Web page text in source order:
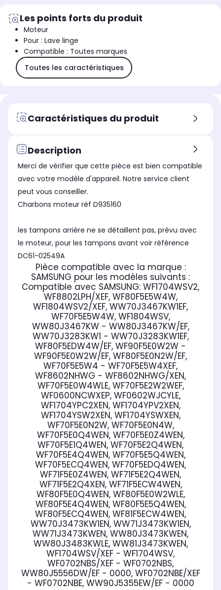
Les points forts du produit
Moteur
Pour : Lave linge
Compatible : Toutes marques
Toutes les caractéristiques
Caractéristiques du produit
Description
Merci de vérifier que cette pièce est bien compatible
avec votre modèle d'appareil. Notre service client
peut vous conseiller.
Charbons moteur réf D935160
les tampons arrière ne se détaillent pas, prévu avec
le moteur, pour les tampons avant voir référence
DC61-02549A
Pièce compatible avec la marque :
SAMSUNG pour les modèles suivants :
Compatible avec SAMSUNG: WF1704WSV2,
WF8802LPH/XEF, WF80F5E5W4W,
WF1804WSV2/XEF, WW70J3467KW1EF,
WF70F5E5W4W, WF1804WSV,
WW80J3467KW - WW80J3467KW/EF,
WW70J3283KW1 - WW70J3283KW1EF,
WF80F5EDW4W/EF, WF90F5E0W2W -
WF90F5E0W2W/EF, WF80F5E0N2W/EF,
WF70F5E5W4 - WF70F5E5W4XEF,
WF8602NHWG - WF8602NHWG/XEN,
WF70F5E0W4WLE, WF70F5E2W2WEF,
WF0600NCWXEP, WF0602WJCYLE,
WF1704YPC2XEN, WF1704YPV2XEN,
WF1704YSW2XEN, WF1704YSWXEN,
WF70F5E0N2W, WF70F5E0N4W,
WF70F5E0Q4WEN, WF70F5E0Z4WEN,
WF70F5E1Q4WEN, WF70F5E2Q4WEN,
WF70F5E4Q4WEN, WF70F5E5Q4WEN,
WF70F5ECQ4WEN, WF70F5EDQ4WEN,
WF71F5E0Z4WEN, WF71F5E2Q4WEN,
WF71F5E2Q4XEN, WF71F5ECW4WEN,
WF80F5E0Q4WEN, WF80F5E0W2WLE,
WF80F5E4Q4WEN, WF80F5E5Q4WEN,
WF80F5ECQ4WEN, WF81F5ECW4WEN,
WW70J3473KW1EN, WW71J3473KW1EN,
WW71J3473KWEN, WW80J3473KWEN,
WW80J3483KWLE, WW81J3473KWEN,
WF1704WSV/XEF - WF1704WSV,
WF0702NBS/XEF - WF0702NBS,
WW80J5556DW/EF - 0000, WF0702NBE/XEF
- WF0702NBE, WW90J5355EW/EF - 0000